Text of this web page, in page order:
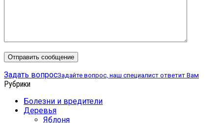
Задать вопросЗадайте вопрос, наш специалист ответит Вам
Рубрики
Болезни и вредители
Деревья
Яблоня